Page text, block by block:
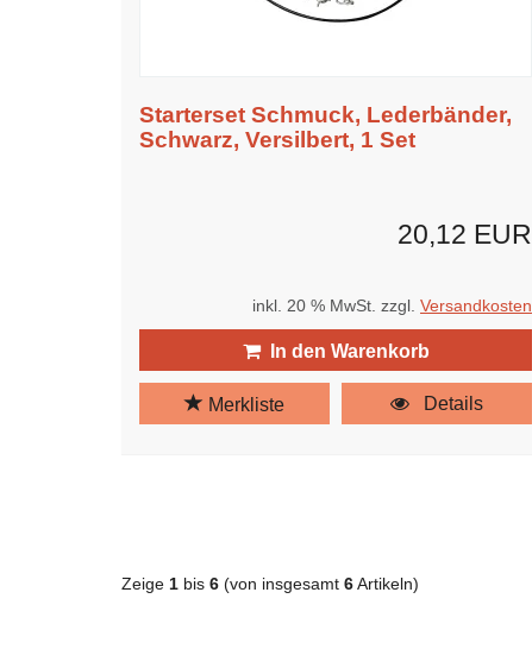
Starterset Schmuck, Lederbänder,
Schwarz, Versilbert, 1 Set
20,12 EUR
inkl. 20 % MwSt. zzgl. Versandkosten
In den Warenkorb
Merkliste Details
Zeige 1 bis 6 (von insgesamt 6 Artikeln)